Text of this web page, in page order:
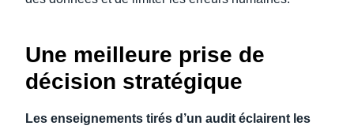
Une meilleure prise de
décision stratégique
Les enseignements tirés d’un audit éclairent les